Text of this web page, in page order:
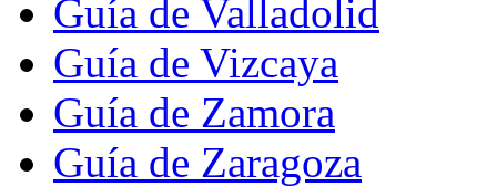
Guía de Valladolid
Guía de Vizcaya
Guía de Zamora
Guía de Zaragoza